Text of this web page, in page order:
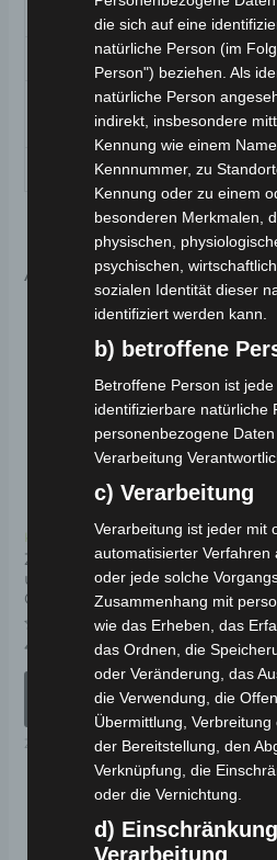
Material
Gütesiegel /
Kennzeichnungen
Design
Ähnliche Produkte
Kostenloser Versand
ZETA Jethelm mit Visier
und Sonnenblende Silber
Gr: S – XL
Bewertet
0
49,00
AUSFÜHRUNG
WÄHLEN
Dieses
weist
auf.
Die
auf
der
Zubehör
0
5
die sich auf eine
natürliche Person (im
Person") beziehen. Als
natürliche Person
indirekt, insbesondere
Kennung wie einem
Kennnummer, zu
Kennung oder zu einem
besonderen Merkmalen,
physischen,
psychischen,
sozialen Identität dieser
identifiziert werden kann.
b) betroffene
Betroffene Person ist
identifizierbare natürliche
personenbezogene
Verarbeitung
c) Verarbeitung
Verarbeitung ist jeder mit
automatisierter Verfahren
oder jede solche
Zusammenhang mit
wie das Erheben, das
das Ordnen, die
oder Veränderung, das
die Verwendung, die
Übermittlung,
der Bereitstellung, den
Verknüpfung, die
oder die Vernichtung.
d)
Verarbeitung